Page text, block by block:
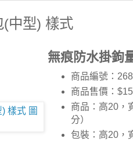
(中型) 樣式
無痕防水掛鉤
商品編號：
商品售價：
商品：高20，
分）
包裝：高20，